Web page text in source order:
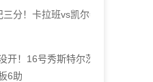
分！卡拉班vs凯尔特
开！16号秀斯特尔茨
6助